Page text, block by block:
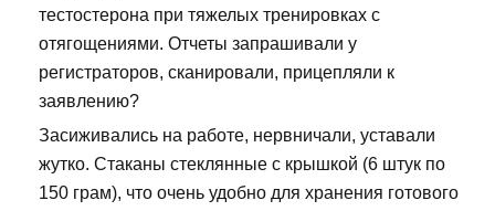
тестостерона при тяжелых тренировках с
отягощениями. Отчеты запрашивали у
регистраторов, сканировали, прицепляли к
заявлению?
Засиживались на работе, нервничали, уставали
жутко. Стаканы стеклянные с крышкой (6 штук по
150 грам), что очень удобно для хранения готового